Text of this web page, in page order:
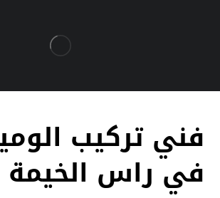
فني تركيب
في راس الخيمة